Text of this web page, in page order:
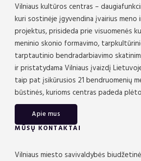
Vilniaus kultūros centras –
kuri sostinėje įgyvendina įvairius meno
projektus, prisideda prie visuomenės
meninio skonio formavimo,
tarptautinio bendradarbiavimo
ir pristatydama Vilniaus įvaizdį
taip pat įsikūrusios 21 bendruomenių
būstinės, kurioms centras padeda
Apie mus
MŪSŲ KONTAKTAI
Vilniaus miesto savivaldybės